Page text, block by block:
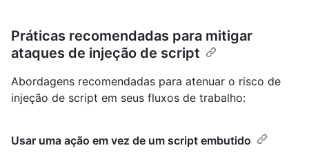
Práticas recomendadas para mitigar
ataques de injeção de script
Abordagens recomendadas para atenuar o risco de
injeção de script em seus fluxos de trabalho:
Usar uma ação em vez de um script embutido